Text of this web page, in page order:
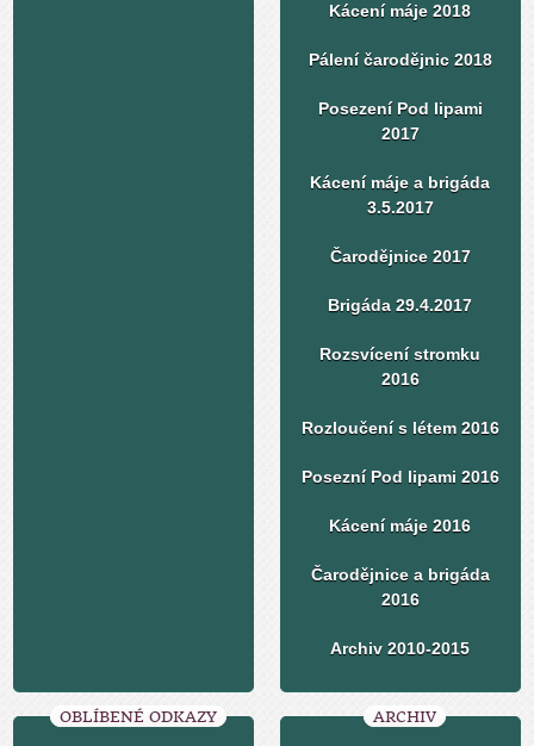
Kácení máje 2018
Pálení čarodějnic 2018
Posezení Pod lipami
2017
Kácení máje a brigáda
3.5.2017
Čarodějnice 2017
Brigáda 29.4.2017
Rozsvícení stromku
2016
Rozloučení s létem 2016
Posezní Pod lipami 2016
Kácení máje 2016
Čarodějnice a brigáda
2016
Archiv 2010-2015
OBLÍBENÉ ODKAZY ARCHIV